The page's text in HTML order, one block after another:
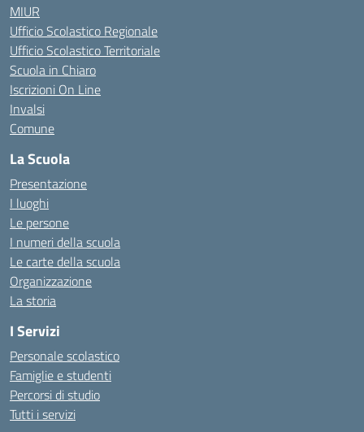
MIUR
Ufficio Scolastico Regionale
Ufficio Scolastico Territoriale
Scuola in Chiaro
Iscrizioni On Line
Invalsi
Comune
La Scuola
Presentazione
I luoghi
Le persone
I numeri della scuola
Le carte della scuola
Organizzazione
La storia
I Servizi
Personale scolastico
Famiglie e studenti
Percorsi di studio
Tutti i servizi